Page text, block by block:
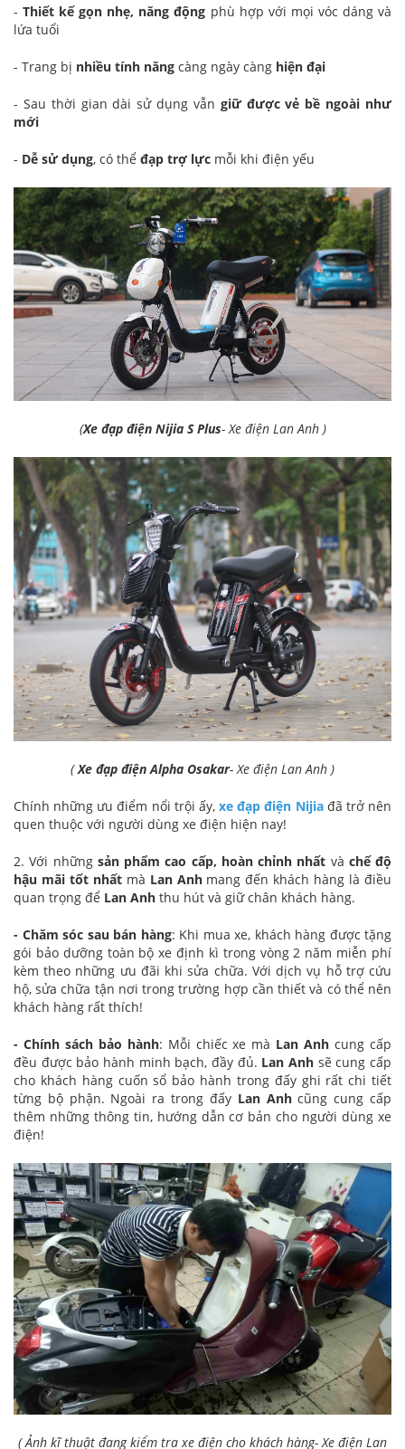
-Thiết kế gọn nhẹ, năng động phù hợp với mọi vóc dáng và
lứa tuổi
- Trang bị nhiều tính năng càng ngày càng hiện đại
- Sau thời gian dài sử dụng vẫn giữ được vẻ bề ngoài như
mới
- Dễ sử dụng, có thể đạp trợ lực mỗi khi điện yếu
(Xe đạp điện Nijia S Plus- Xe điện Lan Anh )
(Xe đạp điện Alpha Osakar- Xe điện Lan Anh )
Chính những ưu điểm nổi trội ấy,xe đạp điện Nijiađã trở nên
quen thuộc với người dùng xe điện hiện nay!
2. Với những sản phẩm cao cấp, hoàn chỉnh nhất và chế độ
hậu mãi tốt nhấtmà Lan Anhmang đến khách hàng là điều
quan trọng để Lan Anh thu hút và giữ chân khách hàng.
- Chăm sóc sau bán hàng: Khi mua xe, khách hàng được tặng
gói bảo dưỡng toàn bộ xe định kì trong vòng 2 năm miễn phí
kèm theo những ưu đãi khi sửa chữa. Với dịch vụ hỗ trợ cứu
hộ, sửa chữa tận nơi trong trường hợp cần thiết và có thể nên
khách hàng rất thích!
- Chính sách bảo hành: Mỗi chiếc xe mà Lan Anh cung cấp
đều được bảo hành minh bạch, đầy đủ. Lan Anh sẽ cung cấp
cho khách hàng cuốn sổ bảo hành trong đấy ghi rất chi tiết
từng bộ phận. Ngoài ra trong đấy Lan Anhcũng cung cấp
thêm những thông tin, hướng dẫn cơ bản cho người dùng xe
điện!
( Ảnh kĩ thuật đang kiểm tra xe điện cho khách hàng- Xe điện Lan